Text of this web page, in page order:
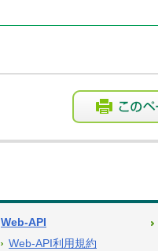
Web-API
Web-API利用規約